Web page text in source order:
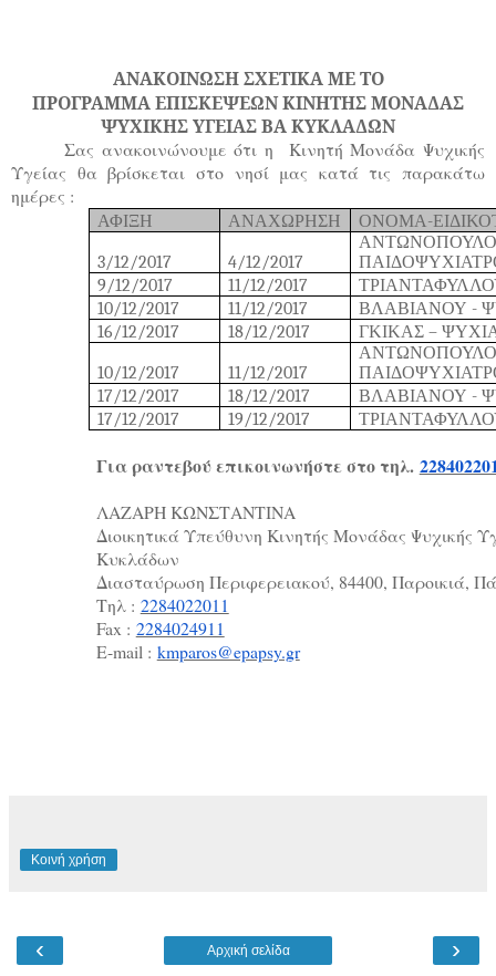
ΑΝΑΚΟΙΝΩΣΗ ΣΧΕΤΙΚΑ ΜΕ ΤΟ
ΠΡΟΓΡΑΜΜΑ ΕΠΙΣΚΕΨΕΩΝ ΚΙΝΗΤΗΣ ΜΟΝΑΔΑΣ
ΨΥΧΙΚΗΣ ΥΓΕΙΑΣ ΒΑ ΚΥΚΛΑΔΩΝ
Σας ανακοινώνουμε ότι η Κινητή Μονάδα Ψυχικής
Υγείας θα βρίσκεται στο νησί μας κατά τις παρακάτω
ημέρες :
ΑΦΙΞΗ ΑΝΑΧΩΡΗΣΗ ΟΝΟΜΑ-
3/12/2017 4/12/2017
9/12/2017
11/12/2017
10/12/2017
11/12/2017
ΒΛΑΒΙΑΝΟΥ -
16/12/2017
18/12/2017 ΓΚΙΚΑΣ –
10/12/2017 11/12/2017
17/12/2017
18/12/2017
ΒΛΑΒΙΑΝΟΥ -
17/12/2017
19/12/2017
Για ραντεβού επικοινωνήστε στο τηλ.
ΛΑΖΑΡΗ ΚΩΝΣΤΑΝΤΙΝΑ
Διοικητικά Υπεύθυνη Κινητής Μονάδας Ψυχικής
Κυκλάδων
Διασταύρωση Περιφερειακού, 84400, Παροικιά,
Τηλ : 2284022011
Fax : 2284024911
E-mail : kmparos@epapsy.gr
Κοινή χρήση
‹ ›
Αρχική σελίδα